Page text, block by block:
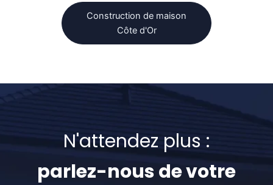
Construction de maison
Côte d'Or
N'attendez plus :
parlez-nous de votre